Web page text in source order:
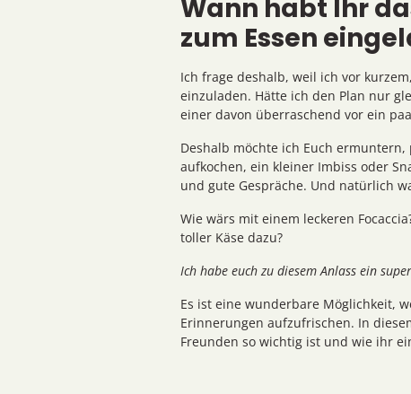
Wann habt Ihr
zum Essen
Ich frage deshalb, weil ich vor
einzuladen. Hätte ich den Plan nur
einer davon überraschend vor ein
Deshalb möchte ich Euch
aufkochen, ein kleiner Imbiss oder
und gute Gespräche. Und natürlich
Wie wärs mit einem leckeren
toller Käse dazu?
Ich habe euch zu diesem Anlass ein
Es ist eine wunderbare Möglichkeit,
Erinnerungen aufzufrischen. In
Freunden so wichtig ist und wie ihr